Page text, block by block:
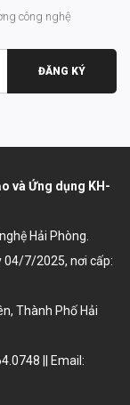
công nghệ
ĐĂNG KÝ
và Ứng dụng KH-
Hải Phòng.
04/7/2025, nơi cấp:
Thành Phố Hải
|| Email: